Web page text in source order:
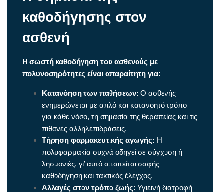
καθοδήγησης στον
ασθενή
Η σωστή καθοδήγηση του ασθενούς με
πολυνοσηρότητες είναι απαραίτητη για:
Κατανόηση των παθήσεων: Ο ασθενής
ενημερώνεται με απλό και κατανοητό τρόπο
για κάθε νόσο, τη σημασία της θεραπείας και τις
πιθανές αλληλεπιδράσεις.
Τήρηση φαρμακευτικής αγωγής: Η
πολυφαρμακία συχνά οδηγεί σε σύγχυση ή
λησμονιές, γι’ αυτό απαιτείται σαφής
καθοδήγηση και τακτικός έλεγχος.
Αλλαγές στον τρόπο ζωής: Υγιεινή διατροφή,